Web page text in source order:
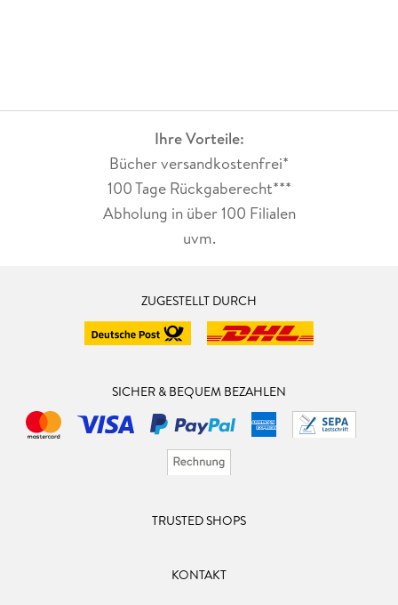
Ihre Vorteile:
Bücher versandkostenfrei*
100 Tage Rückgaberecht***
Abholung in über 100 Filialen
uvm.
ZUGESTELLT DURCH
SICHER & BEQUEM BEZAHLEN
TRUSTED SHOPS
KONTAKT